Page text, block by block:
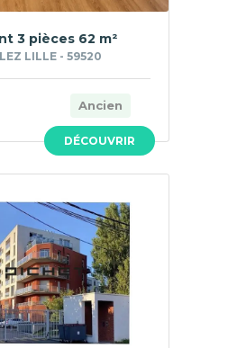
DÉCOUVRIR
3 pièces 62 m²
LILLE - 59520
Ancien